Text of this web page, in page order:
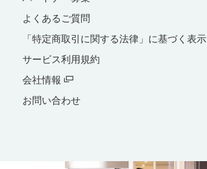
よくあるご質問
「特定商取引に関する法律」に基づく表示
サービス利用規約
会社情報
お問い合わせ